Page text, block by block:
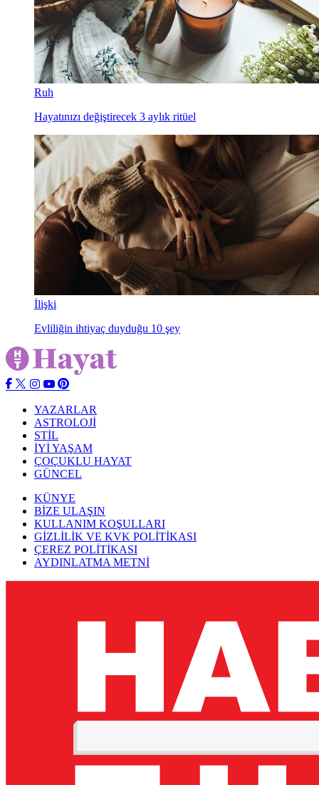
Ruh
Hayatınızı değiştirecek 3 aylık ritüel
İlişki
Evliliğin ihtiyaç duyduğu 10 şey
YAZARLAR
ASTROLOJİ
STİL
İYİ YAŞAM
ÇOÇUKLU HAYAT
GÜNCEL
KÜNYE
BİZE ULAŞIN
KULLANIM KOŞULLARI
GİZLİLİK VE KVK POLİTİKASI
ÇEREZ POLİTİKASI
AYDINLATMA METNİ